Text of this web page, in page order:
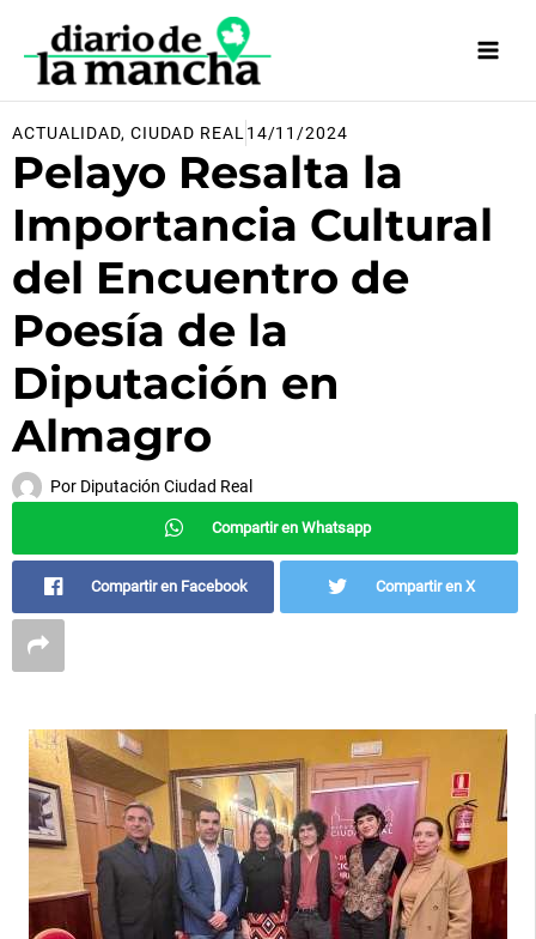
contenido
ACTUALIDAD, CIUDAD REAL 14/11/2024
Pelayo Resalta la
Importancia Cultural
del Encuentro de
Poesía de la
Diputación en
Almagro
Por Diputación Ciudad Real
Compartir en Whatsapp
Compartir en Facebook Compartir en X